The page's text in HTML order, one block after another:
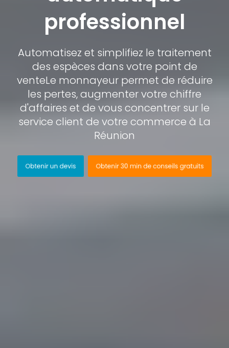
professionnel
Automatisez et simplifiez le traitement
des espèces dans votre point de
venteLe monnayeur permet de réduire
les pertes, augmenter votre chiffre
d'affaires et de vous concentrer sur le
service client de votre commerce à La
Réunion